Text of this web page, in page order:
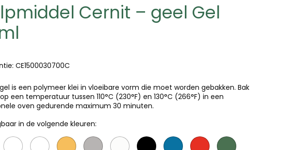
Cernit – geel Gel
CE1500030700C
is een polymeer klei in vloeibare vorm die moet worden gebakken. Bak
een temperatuur tussen 110°C (230°F) en 130°C (266°F) in een
oven gedurende maximum 30 minuten.
in de volgende kleuren: